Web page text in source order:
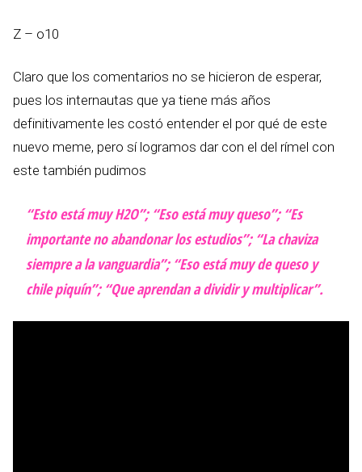
Z – o10
Claro que los comentarios no se hicieron de esperar,
pues los internautas que ya tiene más años
definitivamente les costó entender el por qué de este
nuevo meme, pero sí logramos dar con el del rímel con
este también pudimos
“Esto está muy H2O”; “Eso está muy queso”; “Es
importante no abandonar los estudios”; “La chaviza
siempre a la vanguardia”; “Eso está muy de queso y
chile piquín”; “Que aprendan a dividir y multiplicar”.